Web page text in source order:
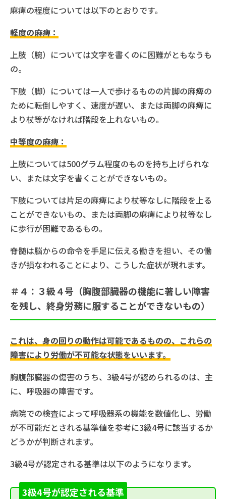
麻痺の程度については以下のとおりです。
軽度の麻痺：
上肢（腕）については文字を書くのに困難がともなうも
の。
下肢（脚）については一人で歩けるものの片脚の麻痺の
ために転倒しやすく、速度が遅い、または両脚の麻痺に
より杖等がなければ階段を上れないもの。
中等度の麻痺：
上肢については500グラム程度のものを持ち上げられな
い、または文字を書くことができないもの。
下肢については片足の麻痺により杖等なしに階段を上る
ことができないもの、または両脚の麻痺により杖等なし
に歩行が困難であるもの。
脊髄は脳からの命令を手足に伝える働きを担い、その働
きが損なわれることにより、こうした症状が現れます。
＃４：３級４号（胸腹部臓器の機能に著しい障害
を残し、終身労務に服することができないもの）
これは、身の回りの動作は可能であるものの、これらの
障害により労働が不可能な状態をいいます。
胸腹部臓器の傷害のうち、3級4号が認められるのは、主
に、呼吸器の障害です。
病院での検査によって呼吸器系の機能を数値化し、労働
が不可能だとされる基準値を参考に3級4号に該当するか
どうかが判断されます。
3級4号が認定される基準は以下のようになります。
3級4号が認定される基準